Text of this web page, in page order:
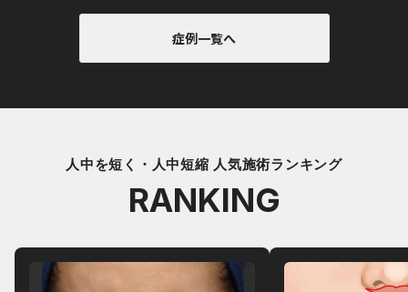
症例一覧へ
人中を短く・人中短縮 人気施術ランキング
RANKING